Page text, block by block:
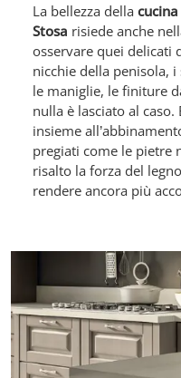
La bellezza della
Stosa risiede anche
osservare quei delicati
nicchie della penisola,
le maniglie, le finiture
nulla è lasciato al
insieme
pregiati come le pietre
risalto la forza del
rendere ancora più